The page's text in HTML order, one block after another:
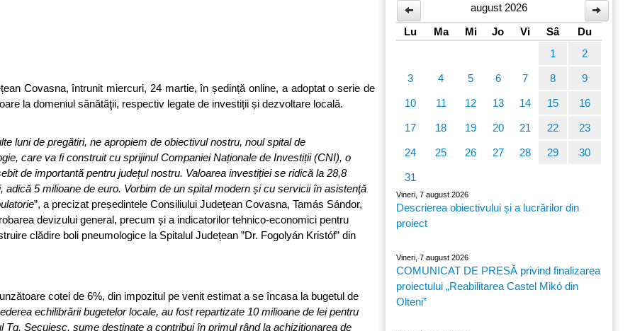
Covasna, întrunit miercuri, 24 martie, în ședință online, a adoptat o serie de
la domeniul sănătăţii, respectiv legate de investiții și dezvoltare locală.
luni de pregătiri, ne apropiem de obiectivul nostru, noul spital de
care va fi construit cu sprijinul Companiei Naționale de Investiții (CNI), o
de importantă pentru județul nostru. Valoarea investiției se ridică la 28,8
adică 5 milioane de euro. Vorbim de un spital modern și cu servicii în asistenţă
”, a precizat președintele Consiliului Județean Covasna, Tamás Sándor,
devizului general, precum și a indicatorilor tehnico-economici pentru
clădire boli pneumologice la Spitalul Județean ”Dr. Fogolyán Kristóf” din
cotei de 6%, din impozitul pe venit estimat a se încasa la bugetul de
echilibrării bugetelor locale, au fost repartizate 10 milioane de lei pentru
Secuiesc, sume destinate a contribui în primul rând la achiziționarea de
august 2026
Lu
Ma Mi Jo Vi Sâ
Du
1
2
3 4 5 6 7 8 9
10 11 12 13 14 15 16
17 18 19 20 21 22 23
24 25 26 27 28 29 30
31
Vineri, 7 august 2026
Descrierea obiectivului și a lucrărilor din
proiect
Vineri, 7 august 2026
COMUNICAT DE PRESĂ privind finalizarea
proiectului „Reabilitarea Castel Mikó din
Olteni”